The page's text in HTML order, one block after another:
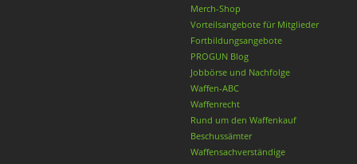
Merch-Shop
Vorteilsangebote für Mitglieder
Fortbildungsangebote
PROGUN Blog
Jobbörse und Nachfolge
Waffen-ABC
Waffenrecht
Rund um den Waffenkauf
Beschussämter
Waffensachverständige